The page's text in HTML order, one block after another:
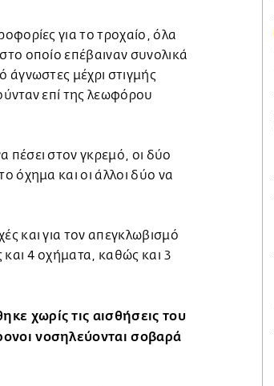
για το τροχαίο, όλα
οποίο επέβαιναν συνολικά
άγνωστες μέχρι στιγμής
επί της λεωφόρου
πέσει στον γκρεμό, οι δύο
όχημα και οι άλλοι δύο να
και για τον απεγκλωβισμό
4 οχήματα, καθώς και 3
χωρίς τις αισθήσεις του
νοσηλεύονται σοβαρά